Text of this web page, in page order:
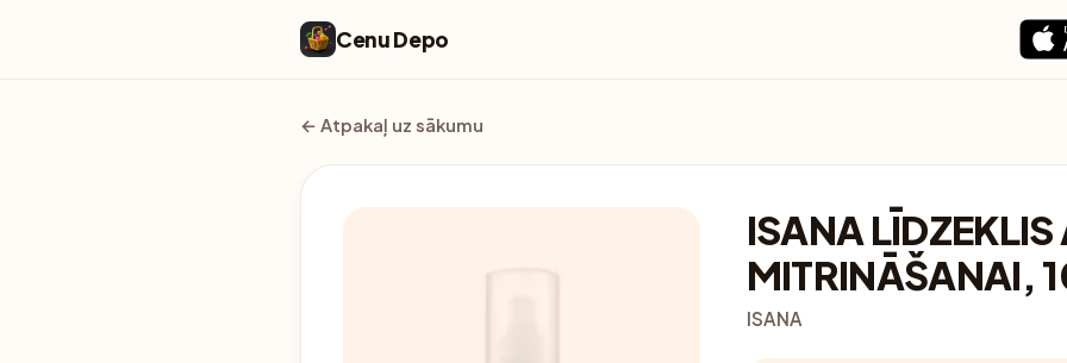
Cenu Depo
← Atpakaļ uz sākumu
ISANA LĪDZEKLIS
MITRINĀŠANAI,
ISANA